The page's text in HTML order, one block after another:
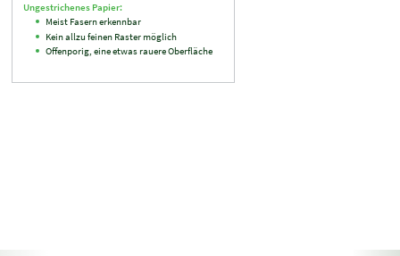
Ungestrichenes Papier:
Meist Fasern erkennbar
Kein allzu feinen Raster möglich
Offenporig, eine etwas rauere Oberfläche